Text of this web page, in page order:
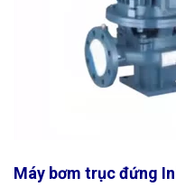
Máy bơm trục đứng